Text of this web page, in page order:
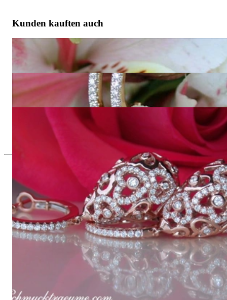
Kunden kauften auch
Bezaubernder Brillant Ring in Gelbgold 750
5.653,36 €
Herrliche Brillanten "Ei" Ohrgehänge
Feminine Brillanten Ohrgehänge im Herz Design
Exklusiver Schmuck, Leidenschaft für
das Außergewöhnliche
Hochwertiger Schmuck ist vor allem eine Frage des
Vertrauens. Zugleich sollte er so einzigartig sein wie die Frau,
die ihn trägt. Schmuck „von der Stange“ werden Sie daher bei
uns ebenso wenig finden wie Hotlines mit langen
Hochwertiger Schmuck ist mehr als „nur ein Accessoire“ - das
ist nicht nur unsere Überzeugung, sondern auch der Gedanke,